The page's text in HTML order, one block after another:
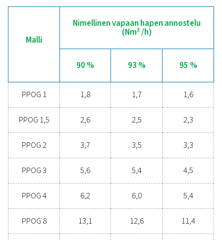
Lisämukavuutta tuo valinnainen 24/7 ICONS -
etävalvontajärjestelmä, joka mahdollistaa tärkeiden
kuten virtauksen, paineen ja puhtauden, reaaliaikaisen
seurannan, mikä parantaa hapentuotantoprosessin
integrointi varmistaa optimaalisen suorituskyvyn ja
Happigeneraattorien
tulevaisuus
Harkitsetko siirtymistä pullotetun hapen
omaan tuotantoon työmaalla? Vastaus on
sinun pitäisi! Hapentuotanto paikan päällä tuo
monia etuja, kuten alhaisemmat kustannukset,
puhtaustasojen hallinta, pienemmät
parempi turvallisuus ja toimitusketjun